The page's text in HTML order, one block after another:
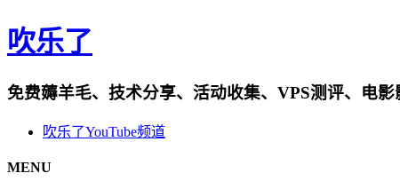
吹乐了
免费薅羊毛、技术分享、活动收集、VPS测评、电
吹乐了YouTube频道
MENU